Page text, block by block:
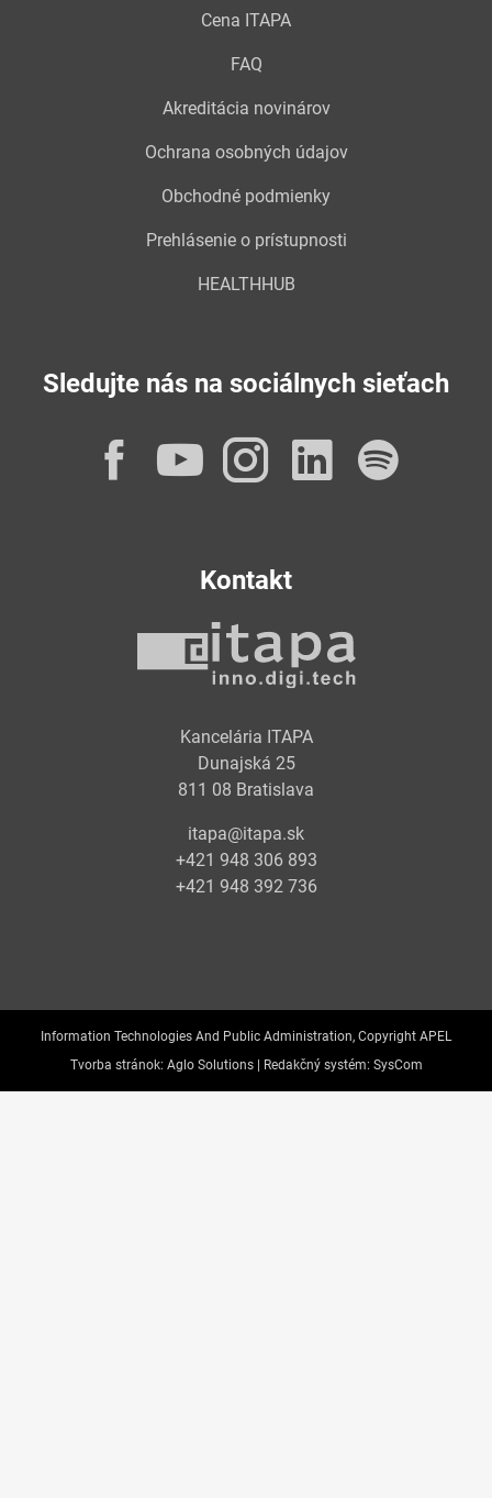
Cena ITAPA
FAQ
Akreditácia novinárov
Ochrana osobných údajov
Obchodné podmienky
Prehlásenie o prístupnosti
HEALTHHUB
Sledujte nás na sociálnych sieťach
Facebook
YouTube
Instagram
Kontakt
Kancelária ITAPA
Dunajská 25
811 08 Bratislava
itapa@itapa.sk
+421 948 306 893
+421 948 392 736
Information Technologies And Public Administration, Copyright APEL
Tvorba stránok: Aglo Solutions | Redakčný systém: SysCom